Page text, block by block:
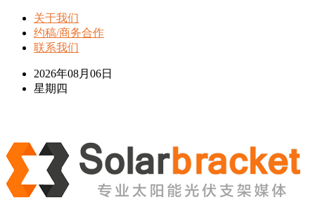
关于我们
约稿/商务合作
联系我们
2026年08月06日
星期四